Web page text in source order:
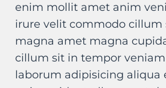
enim mollit amet anim
irure velit commodo
magna amet magna
cillum sit in tempor
laborum adipisicing aliqua